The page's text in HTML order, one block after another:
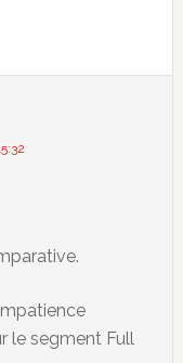
le segment Full